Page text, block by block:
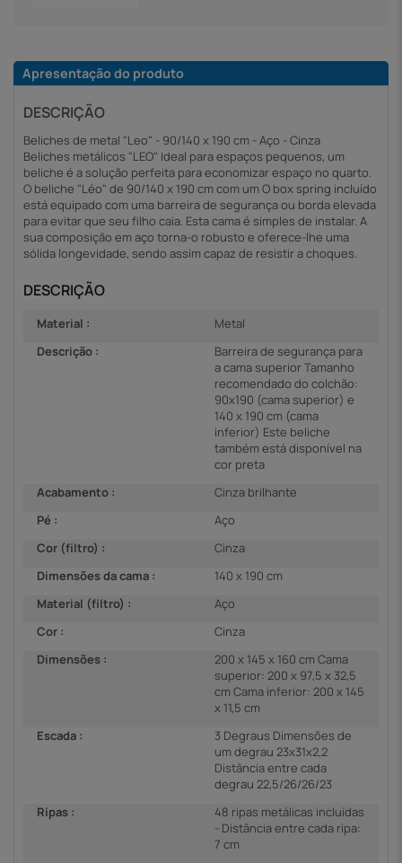
Apresentação do produto
DESCRIÇÃO
Beliches de metal "Leo" - 90/140 x 190 cm - Aço - Cinza
Beliches metálicos "LEO" Ideal para espaços pequenos, um
beliche é a solução perfeita para economizar espaço no quarto.
O beliche "Léo" de 90/140 x 190 cm com um O box spring incluído
está equipado com uma barreira de segurança ou borda elevada
para evitar que seu filho caia. Esta cama é simples de instalar. A
sua composição em aço torna-o robusto e oferece-lhe uma
sólida longevidade, sendo assim capaz de resistir a choques.
DESCRIÇÃO
Material :
Metal
Descrição :
Barreira de segurança para
a cama superior Tamanho
recomendado do colchão:
90x190 (cama superior) e
140 x 190 cm (cama
inferior) Este beliche
também está disponível na
cor preta
Acabamento :
Cinza brilhante
Pé :
Aço
Cor (filtro) :
Cinza
Dimensões da cama :
140 x 190 cm
Material (filtro) :
Aço
Cor :
Cinza
Dimensões :
200 x 145 x 160 cm Cama
superior: 200 x 97,5 x 32,5
cm Cama inferior: 200 x 145
x 11,5 cm
Escada :
3 Degraus Dimensões de
um degrau 23x31x2,2
Distância entre cada
degrau 22,5/26/26/23
Ripas :
48 ripas metálicas incluídas
- Distância entre cada ripa:
7 cm